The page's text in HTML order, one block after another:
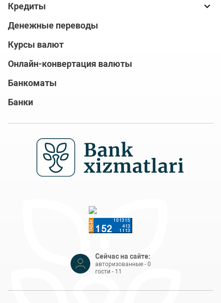
Кредиты
Денежные переводы
Курсы валют
Онлайн-конвертация валюты
Банкоматы
Банки
Сейчас на сайте:
авторизованные - 0
гости - 11